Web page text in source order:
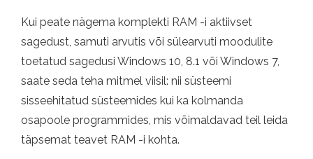
Kui peate nägema komplekti RAM -i aktiivset
sagedust, samuti arvutis või sülearvuti moodulite
toetatud sagedusi Windows 10, 8.1 või Windows 7,
saate seda teha mitmel viisil: nii süsteemi
sisseehitatud süsteemides kui ka kolmanda
osapoole programmides, mis võimaldavad teil leida
täpsemat teavet RAM -i kohta.